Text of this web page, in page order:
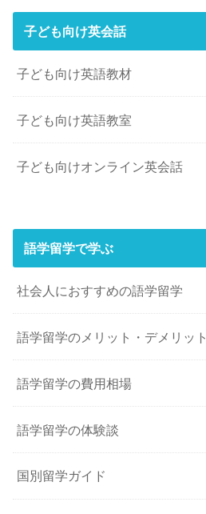
子ども向け英会話
子ども向け英語教材
子ども向け英語教室
子ども向けオンライン英会話
語学留学で学ぶ
社会人におすすめの語学留学
語学留学のメリット・デメリット
語学留学の費用相場
語学留学の体験談
国別留学ガイド